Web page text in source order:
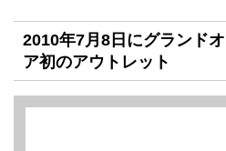
2010年7月8日にグランド
ア初のアウトレット